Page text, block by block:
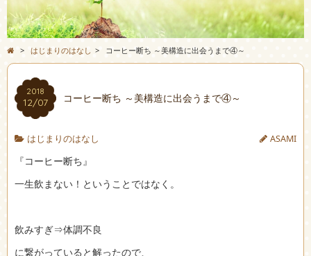
> はじまりのはなし > コーヒー断ち ～美構造に出会うまで④～
2018
12/07 コーヒー断ち ～美構造に出会うまで④～
はじまりのはなし ASAMI
『コーヒー断ち』
一生飲まない！ということではなく。
飲みすぎ⇒体調不良
に繋がっていると解ったので、